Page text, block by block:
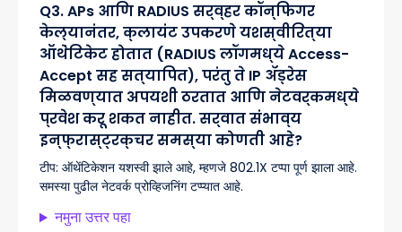
Q3.APs आणि RADIUS सर्व्हर कॉन्फिगर
केल्यानंतर, क्लायंट उपकरणे यशस्वीरित्या
ऑथेंटिकेट होतात (RADIUS लॉगमध्ये Access-
Accept सह सत्यापित), परंतु ते IP ॲड्रेस
मिळवण्यात अपयशी ठरतात आणि नेटवर्कमध्ये
प्रवेश करू शकत नाहीत. सर्वात संभाव्य
इन्फ्रास्ट्रक्चर समस्या कोणती आहे?
टीप: ऑथेंटिकेशन यशस्वी झाले आहे, म्हणजे 802.1X टप्पा पूर्ण झाला आहे.
समस्या पुढील नेटवर्क प्रोव्हिजनिंग टप्प्यात आहे.
नमुना उत्तर पहा